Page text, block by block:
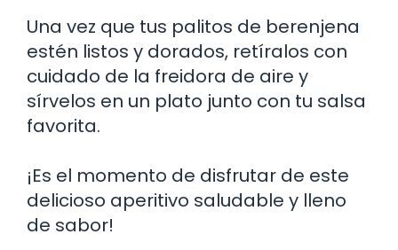
Una vez que tus palitos de berenjena
estén listos y dorados, retíralos con
cuidado de la freidora de aire y
sírvelos en un plato junto con tu salsa
favorita.
¡Es el momento de disfrutar de este
delicioso aperitivo saludable y lleno
de sabor!